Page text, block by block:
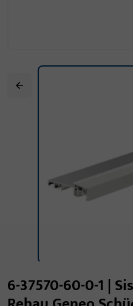
6-37570-60-0-1 |